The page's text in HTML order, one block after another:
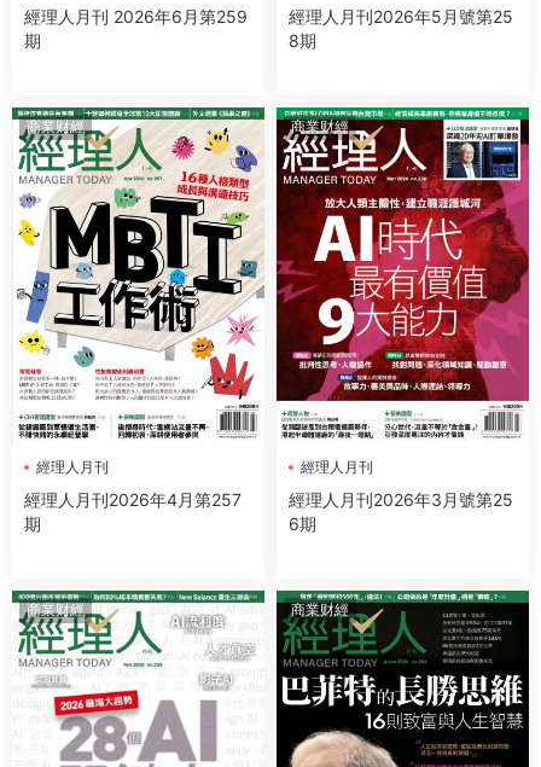
經理人月刊 2026年6月第259
期
經理人月刊2026年5月號第25
8期
商業财經
經理人月刊
經理人月刊2026年4月第257
期
商業财經
經理人月刊
經理人月刊2026年3月號第25
6期
商業财經 商業财經